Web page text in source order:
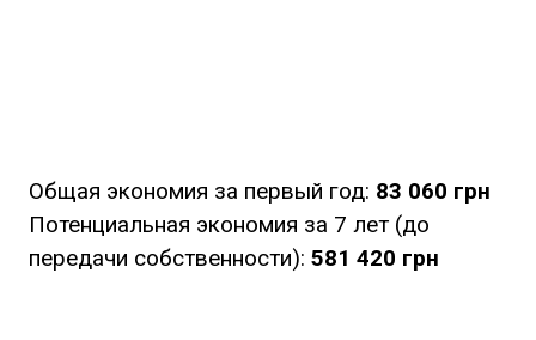
Общая экономия за первый год: 83 060 грн
Потенциальная экономия за 7 лет (до
передачи собственности): 581 420 грн